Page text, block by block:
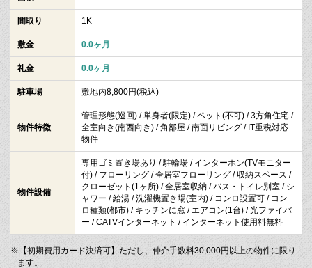
間取り 1K
敷金 0.0ヶ月
礼金 0.0ヶ月
駐車場 敷地内8,800円(税込)
物件特徴
管理形態(巡回) / 単身者(限定) / ペット(不可) / 3方角住宅 /
全室向き(南西向き) / 角部屋 / 南面リビング / IT重税対応
物件
物件設備
専用ゴミ置き場あり / 駐輪場 / インターホン(TVモニター
付) / フローリング / 全居室フローリング / 収納スペース /
クローゼット(1ヶ所) / 全居室収納 / バス・トイレ別室 / シ
ャワー / 給湯 / 洗濯機置き場(室内) / コンロ設置可 / コン
ロ種類(都市) / キッチンに窓 / エアコン(1台) / 光ファイバ
ー / CATVインターネット / インターネット使用料無料
※【初期費用カード決済可】ただし、仲介手数料30,000円以上の物件に限り
ます。